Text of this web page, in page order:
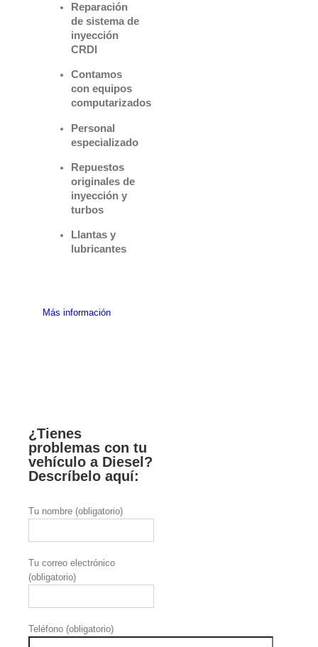
Reparación
de sistema de
inyección
CRDI
Contamos
con equipos
computarizados
Personal
especializado
Repuestos
originales de
inyección y
turbos
Llantas y
lubricantes
Más información
¿Tienes
problemas con tu
vehículo a Diesel?
Descríbelo aquí:
Tu nombre (obligatorio)
Tu correo electrónico
(obligatorio)
Teléfono (obligatorio)